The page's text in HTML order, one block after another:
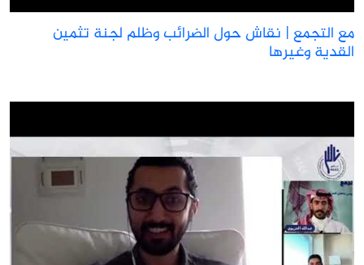
التجمع | نقاش حول الضرائب وظلم لجنة تثمين
وغيرها